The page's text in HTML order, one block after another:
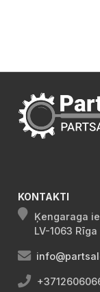
KONTAKTI
Ķengaraga
LV-1063 Rīga